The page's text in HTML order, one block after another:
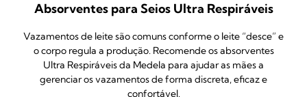
Absorventes para Seios Ultra Respiráveis
Vazamentos de leite são comuns conforme o leite “desce” e
o corpo regula a produção. Recomende os absorventes
Ultra Respiráveis da Medela para ajudar as mães a
gerenciar os vazamentos de forma discreta, eficaz e
confortável.